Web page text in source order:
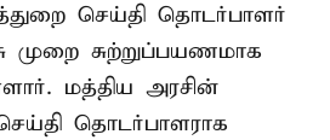
செய்தி தொடர்பாளர்
முறை சுற்றுப்பயணமாக
மத்திய அரசின்
தொடர்பாளராக